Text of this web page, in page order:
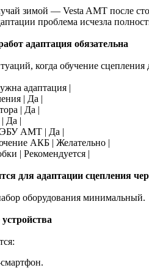
зимой — Vesta AMT после
проблема исчезла
адаптация обязательна
когда обучение
адаптация |
| Да |
| Да |
Да |
AMT | Да |
АКБ | Желательно |
| Рекомендуется |
для адаптации сцепления
оборудования минимальный.